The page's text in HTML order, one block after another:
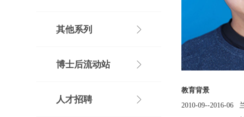
其他系列
博士后流动站
人才招聘
教育背景
2010-09--2016-06